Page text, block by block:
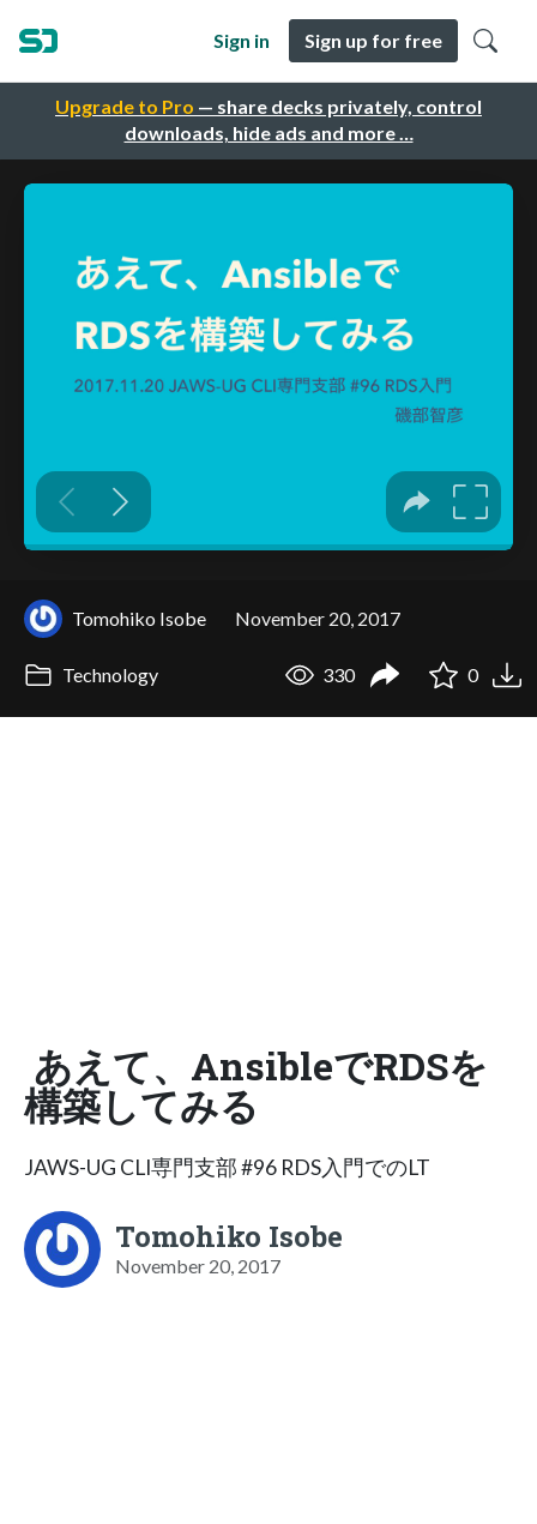
Upgrade to Pro — share decks privately, control
downloads, hide ads and more …
Sign in Sign up for free
Tomohiko Isobe November 20, 2017
Technology 330 0
あえて、AnsibleでRDSを
構築してみる
JAWS-UG CLI専門支部 #96 RDS入門でのLT
Tomohiko Isobe
November 20, 2017